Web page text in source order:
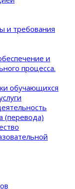
и требования
и
процеcса.
обучающихся
(перевода)